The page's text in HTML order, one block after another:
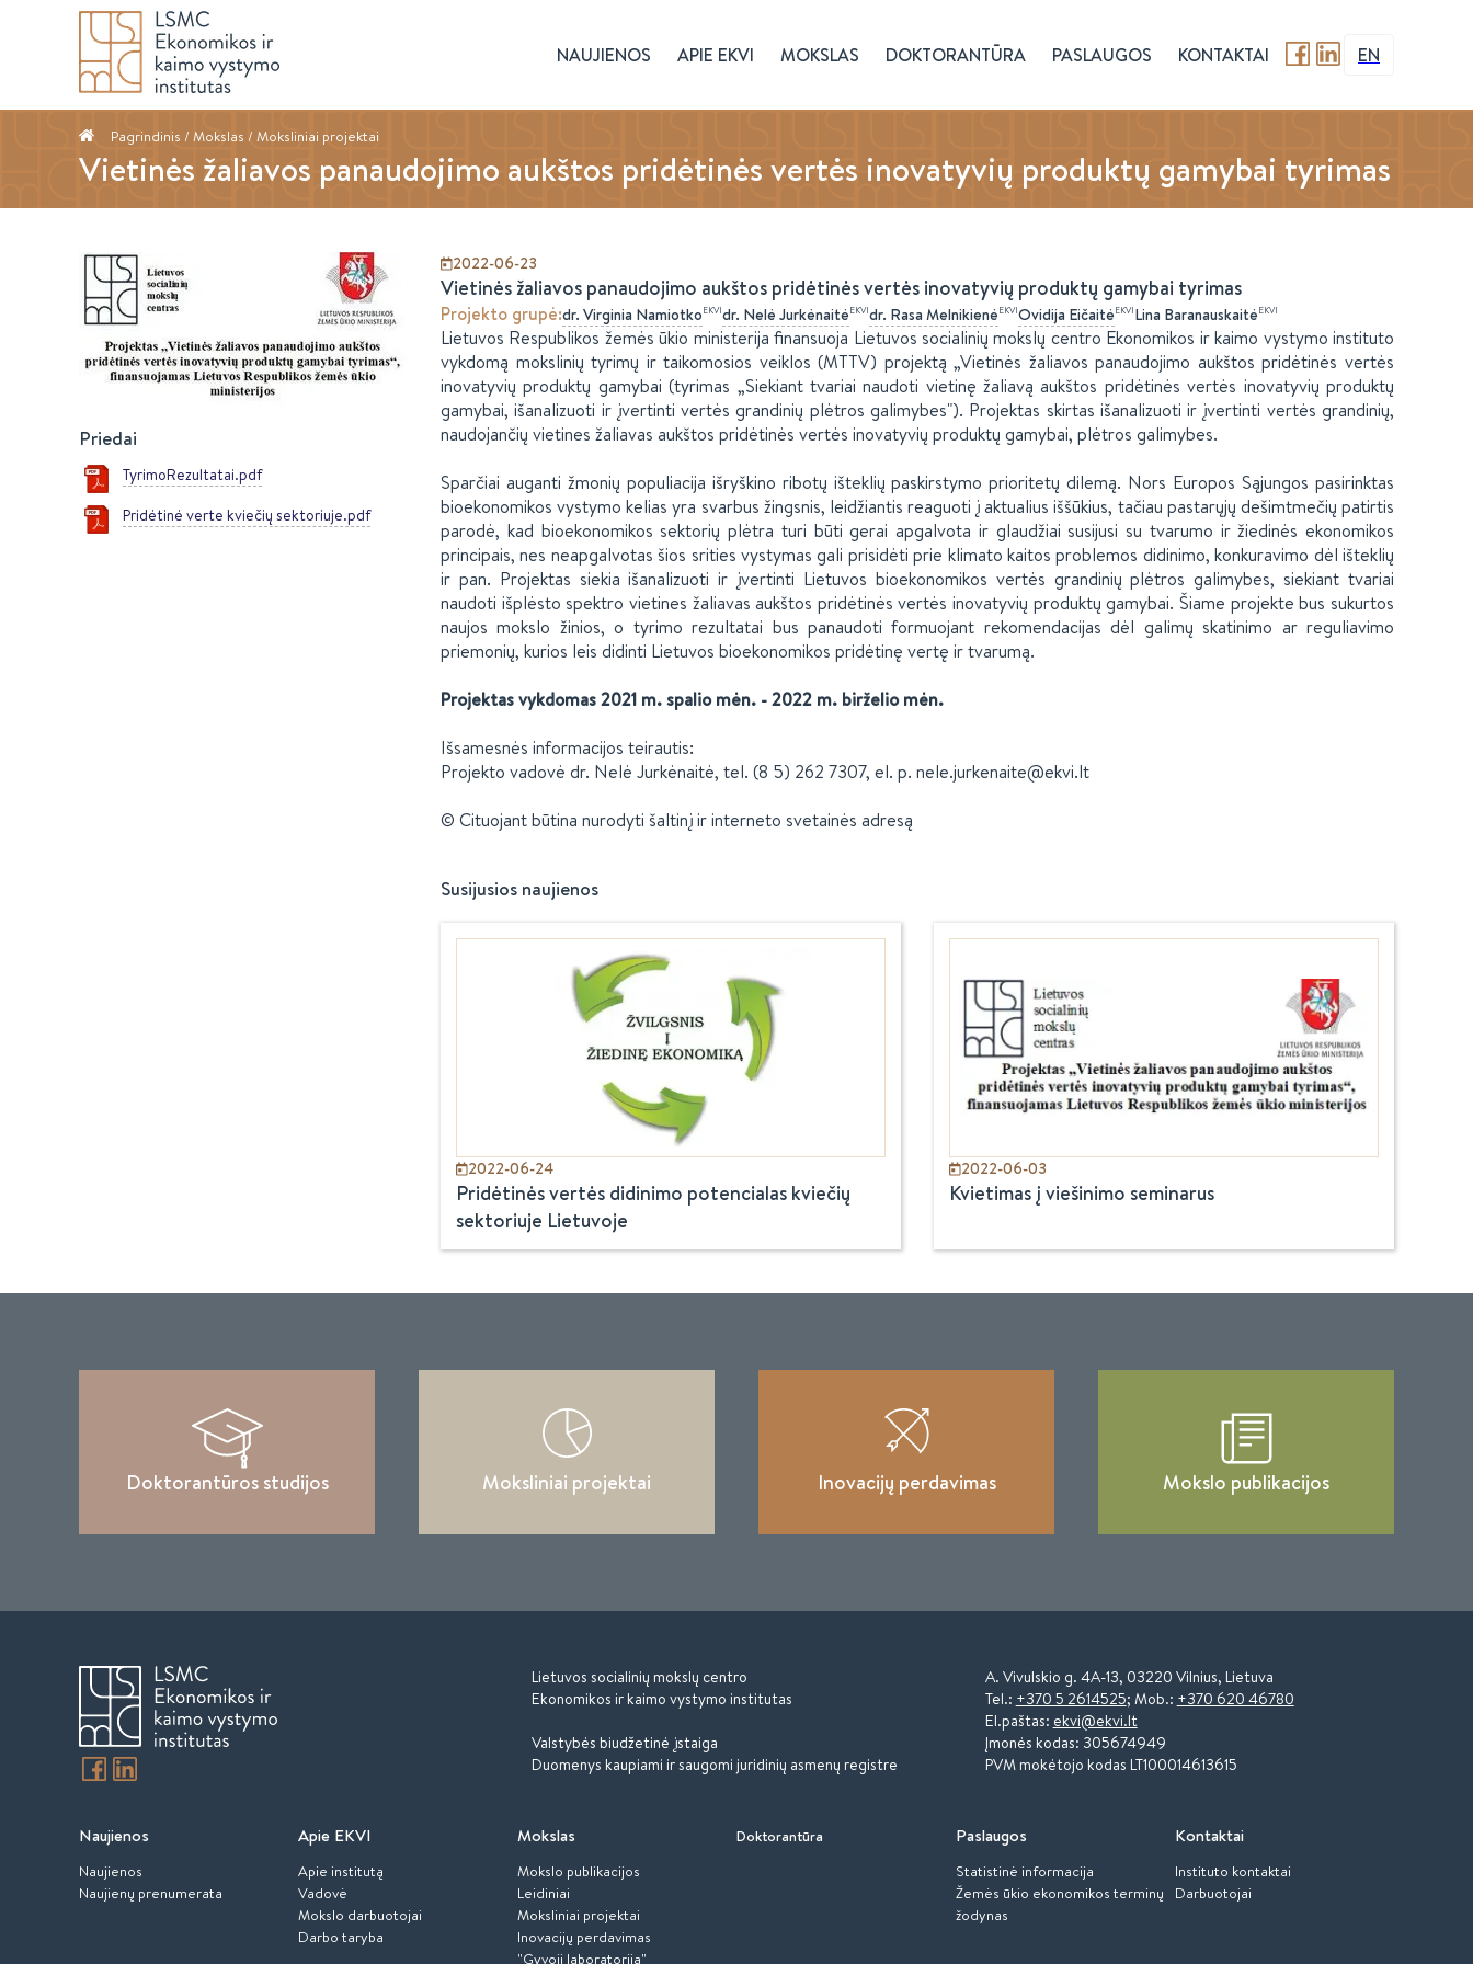
NAUJIENOS APIE EKVI MOKSLAS DOKTORANTŪRA PASLAUGOS KONTAKTAI EN
Pagrindinis / Mokslas / Moksliniai projektai
Vietinės žaliavos panaudojimo aukštos pridėtinės vertės inovatyvių produktų gamybai tyrimas
Priedai
TyrimoRezultatai.pdf
Pridėtinė verte kviečių sektoriuje.pdf
2022-06-23
Vietinės žaliavos panaudojimo aukštos pridėtinės vertės inovatyvių produktų gamybai tyrimas
Projekto grupė:dr. Virginia NamiotkoEKVIdr. Nelė JurkėnaitėEKVIdr. Rasa MelnikienėEKVIOvidija EičaitėEKVILina BaranauskaitėEKVI
Lietuvos Respublikos žemės ūkio ministerija finansuoja Lietuvos socialinių mokslų centro Ekonomikos ir kaimo vystymo instituto
vykdomą mokslinių tyrimų ir taikomosios veiklos (MTTV) projektą „Vietinės žaliavos panaudojimo aukštos pridėtinės vertės
inovatyvių produktų gamybai (tyrimas „Siekiant tvariai naudoti vietinę žaliavą aukštos pridėtinės vertės inovatyvių produktų
gamybai, išanalizuoti ir įvertinti vertės grandinių plėtros galimybes"). Projektas skirtas išanalizuoti ir įvertinti vertės grandinių,
naudojančių vietines žaliavas aukštos pridėtinės vertės inovatyvių produktų gamybai, plėtros galimybes.
Sparčiai auganti žmonių populiacija išryškino ribotų išteklių paskirstymo prioritetų dilemą. Nors Europos Sąjungos pasirinktas
bioekonomikos vystymo kelias yra svarbus žingsnis, leidžiantis reaguoti į aktualius iššūkius, tačiau pastarųjų dešimtmečių patirtis
parodė, kad bioekonomikos sektorių plėtra turi būti gerai apgalvota ir glaudžiai susijusi su tvarumo ir žiedinės ekonomikos
principais, nes neapgalvotas šios srities vystymas gali prisidėti prie klimato kaitos problemos didinimo, konkuravimo dėl išteklių
ir pan. Projektas siekia išanalizuoti ir įvertinti Lietuvos bioekonomikos vertės grandinių plėtros galimybes, siekiant tvariai
naudoti išplėsto spektro vietines žaliavas aukštos pridėtinės vertės inovatyvių produktų gamybai. Šiame projekte bus sukurtos
naujos mokslo žinios, o tyrimo rezultatai bus panaudoti formuojant rekomendacijas dėl galimų skatinimo ar reguliavimo
priemonių, kurios leis didinti Lietuvos bioekonomikos pridėtinę vertę ir tvarumą.
Projektas vykdomas 2021 m. spalio mėn. - 2022 m. birželio mėn.
Išsamesnės informacijos teirautis:
Projekto vadovė dr. Nelė Jurkėnaitė, tel. (8 5) 262 7307, el. p. nele.jurkenaite@ekvi.lt
© Cituojant būtina nurodyti šaltinį ir interneto svetainės adresą
Susijusios naujienos
2022-06-24
Pridėtinės vertės didinimo potencialas kviečių
sektoriuje Lietuvoje
2022-06-03
Kvietimas į viešinimo seminarus
Doktorantūros studijos Moksliniai projektai Inovacijų perdavimas Mokslo publikacijos
Lietuvos socialinių mokslų centro
Ekonomikos ir kaimo vystymo institutas
Valstybės biudžetinė įstaiga
Duomenys kaupiami ir saugomi juridinių asmenų registre
A. Vivulskio g. 4A-13, 03220 Vilnius, Lietuva
Tel.: +370 5 2614525; Mob.: +370 620 46780
El.paštas: ekvi@ekvi.lt
Įmonės kodas: 305674949
PVM mokėtojo kodas LT100014613615
Naujienos
Naujienos
Naujienų prenumerata
Apie EKVI
Apie institutą
Vadovė
Mokslo darbuotojai
Darbo taryba
Mokslas
Mokslo publikacijos
Leidiniai
Moksliniai projektai
Inovacijų perdavimas
"Gyvoji laboratorija"
Doktorantūra Paslaugos
Statistinė informacija
Žemės ūkio ekonomikos terminų
žodynas
Kontaktai
Instituto kontaktai
Darbuotojai